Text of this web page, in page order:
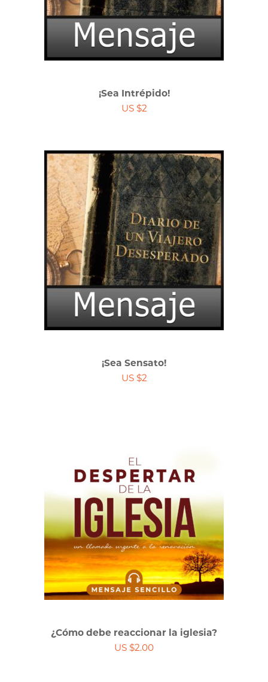
¡Sea Intrépido!
US $2
¡Sea Sensato!
US $2
¿Cómo debe reaccionar la iglesia?
US $2.00